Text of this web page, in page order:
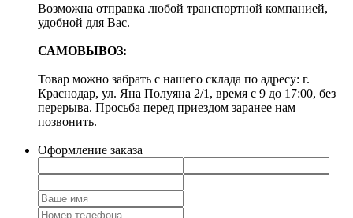
Возможна отправка любой транспортной компанией,
удобной для Вас.
САМОВЫВОЗ:
Товар можно забрать с нашего склада по адресу: г.
Краснодар, ул. Яна Полуяна 2/1, время с 9 до 17:00, без
перерыва. Просьба перед приездом заранее нам
позвонить.
Оформление заказа